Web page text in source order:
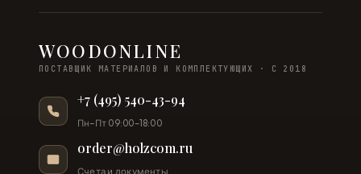
WOODONLINE
ПОСТАВЩИК МАТЕРИАЛОВ И КОМПЛЕКТУЮЩИХ · С 2018
+7 (495) 540-43-94
Пн–Пт 09:00–18:00
order@holzcom.ru
Счета и документы